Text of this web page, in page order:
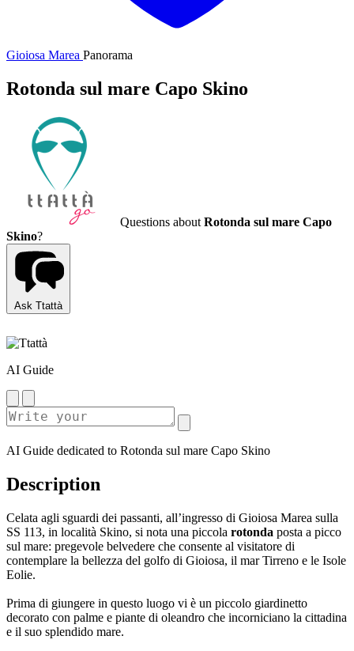
Gioiosa Marea Panorama
Rotonda sul mare Capo Skino
Questions about Rotonda sul mare Capo
Skino?
Ask Ttattà
AI Guide
AI Guide dedicated to Rotonda sul mare Capo Skino
Description
Celata agli sguardi dei passanti, all’ingresso di Gioiosa Marea sulla
SS 113, in località Skino, si nota una piccola rotonda posta a picco
sul mare: pregevole belvedere che consente al visitatore di
contemplare la bellezza del golfo di Gioiosa, il mar Tirreno e le Isole
Eolie.
Prima di giungere in questo luogo vi è un piccolo giardinetto
decorato con palme e piante di oleandro che incorniciano la cittadina
e il suo splendido mare.